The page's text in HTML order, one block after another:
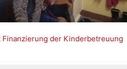
Finanzierung der Kinderbetreuung